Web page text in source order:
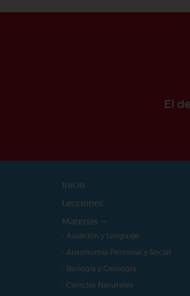
El
Inicio
Lecciones
Materias
- Audición y Lenguaje
- Autonomía Personal y Social
- Biología y Geología
- Ciencias Naturales